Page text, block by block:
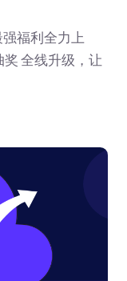
福利全力上
奖 全线升级，让